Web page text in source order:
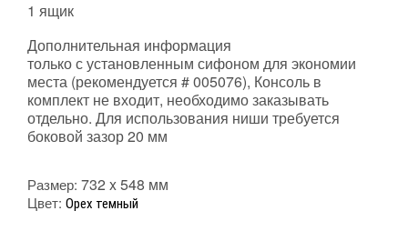
1 ящик
Дополнительная информация
только с установленным сифоном для экономии
места (рекомендуется # 005076), Консоль в
комплект не входит, необходимо заказывать
отдельно. Для использования ниши требуется
боковой зазор 20 мм
Размер: 732 x 548 мм
Цвет: Орех темный